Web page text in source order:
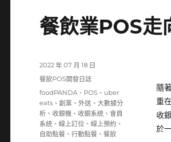
餐飲業POS走
隨
重
收
於
發
佈
期:
2022 年 07 月 18 日
分
類
餐飲POS開發日誌
標
籤
foodPANDA 、 POS 、 uber
eats 、創業 、外送 、大數據分
析 、 收銀機 、 收銀系統 、會員
系統 、線上訂位 、線上預約 、
自助點餐 、行動點餐 、餐飲